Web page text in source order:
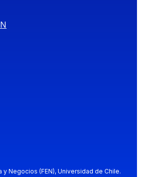
y Negocios (FEN), Universidad de Chile.